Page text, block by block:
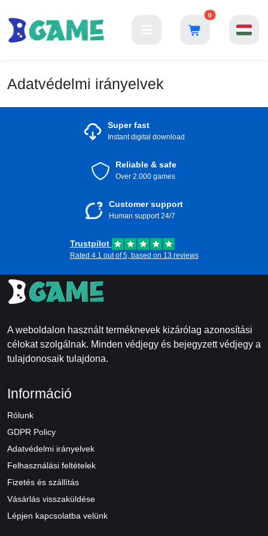
0
Adatvédelmi irányelvek
Super fast
Instant digital download
Reliable & safe
Over 2.000 games
Customer support
Human support 24/7
Trustpilot
Rated 4.1 out of 5, based on 13 reviews
A weboldalon használt terméknevek kizárólag azonosítási
célokat szolgálnak. Minden védjegy és bejegyzett védjegy a
tulajdonosaik tulajdona.
Információ
Rólunk
GDPR Policy
Adatvédelmi irányelvek
Felhasználási feltételek
Fizetés és szállítás
Vásárlás visszaküldése
Lépjen kapcsolatba velünk